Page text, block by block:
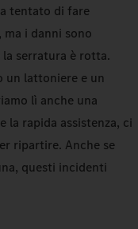
tentato di fare
i danni sono
serratura è rotta.
un lattoniere e un
lì anche una
la rapida assistenza, ci
ripartire. Anche se
questi incidenti